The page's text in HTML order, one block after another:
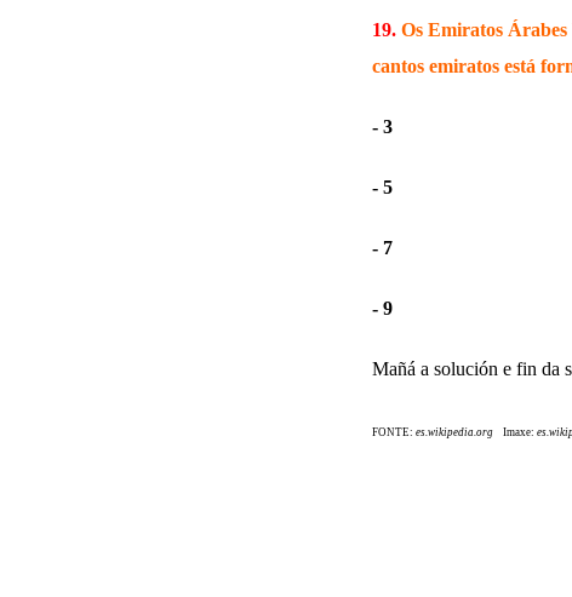
19. Os Emiratos
cantos emiratos está
- 3
- 5
- 7
- 9
Mañá a solución e fin da
FONTE: es.wikipedia.org Imaxe: